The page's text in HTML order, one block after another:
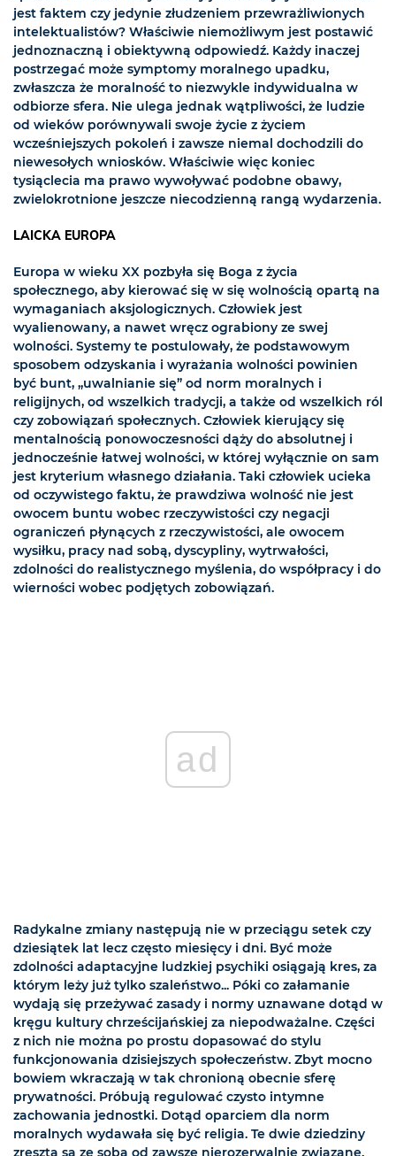
jest faktem czy jedynie złudzeniem przewrażliwionych
intelektualistów? Właściwie niemożliwym jest postawić
jednoznaczną i obiektywną odpowiedź. Każdy inaczej
postrzegać może symptomy moralnego upadku,
zwłaszcza że moralność to niezwykle indywidualna w
odbiorze sfera. Nie ulega jednak wątpliwości, że ludzie
od wieków porównywali swoje życie z życiem
wcześniejszych pokoleń i zawsze niemal dochodzili do
niewesołych wniosków. Właściwie więc koniec
tysiąclecia ma prawo wywoływać podobne obawy,
zwielokrotnione jeszcze niecodzienną rangą wydarzenia.
LAICKA EUROPA
Europa w wieku XX pozbyła się Boga z życia
społecznego, aby kierować się w się wolnością opartą na
wymaganiach aksjologicznych. Człowiek jest
wyalienowany, a nawet wręcz ograbiony ze swej
wolności. Systemy te postulowały, że podstawowym
sposobem odzyskania i wyrażania wolności powinien
być bunt, „uwalnianie się” od norm moralnych i
religijnych, od wszelkich tradycji, a także od wszelkich ról
czy zobowiązań społecznych. Człowiek kierujący się
mentalnością ponowoczesności dąży do absolutnej i
jednocześnie łatwej wolności, w której wyłącznie on sam
jest kryterium własnego działania. Taki człowiek ucieka
od oczywistego faktu, że prawdziwa wolność nie jest
owocem buntu wobec rzeczywistości czy negacji
ograniczeń płynących z rzeczywistości, ale owocem
wysiłku, pracy nad sobą, dyscypliny, wytrwałości,
zdolności do realistycznego myślenia, do współpracy i do
wierności wobec podjętych zobowiązań.
ad
Radykalne zmiany następują nie w przeciągu setek czy
dziesiątek lat lecz często miesięcy i dni. Być może
zdolności adaptacyjne ludzkiej psychiki osiągają kres, za
którym leży już tylko szaleństwo... Póki co załamanie
wydają się przeżywać zasady i normy uznawane dotąd w
kręgu kultury chrześcijańskiej za niepodważalne. Części
z nich nie można po prostu dopasować do stylu
funkcjonowania dzisiejszych społeczeństw. Zbyt mocno
bowiem wkraczają w tak chronioną obecnie sferę
prywatności. Próbują regulować czysto intymne
zachowania jednostki. Dotąd oparciem dla norm
moralnych wydawała się być religia. Te dwie dziedziny
zresztą są ze sobą od zawsze nierozerwalnie związane.